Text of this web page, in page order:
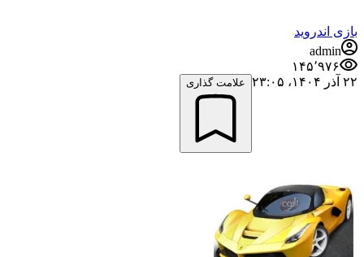
بازی اندروید
admin
۱۴۵٬۹۷۶
۲۲ آذر ۱۴۰۴،‏ ۲۳:۰۵
علامت گذاری